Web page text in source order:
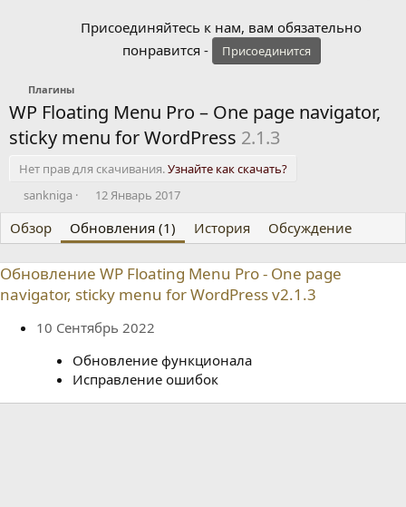
Присоединяйтесь к нам, вам обязательно
понравится -
Присоединится
Плагины
WP Floating Menu Pro – One page navigator,
sticky menu for WordPress 2.1.3
Нет прав для скачивания.Узнайте как скачать?
А
т
о
р
sankniga
Д
т
а
с
о
з
а
и
я
12 Январь 2017
Обзор Обновления (1) История Обсуждение
Обновление WP Floating Menu Pro - One page
navigator, sticky menu for WordPress v2.1.3
10 Сентябрь 2022
Обновление функционала
Исправление ошибок